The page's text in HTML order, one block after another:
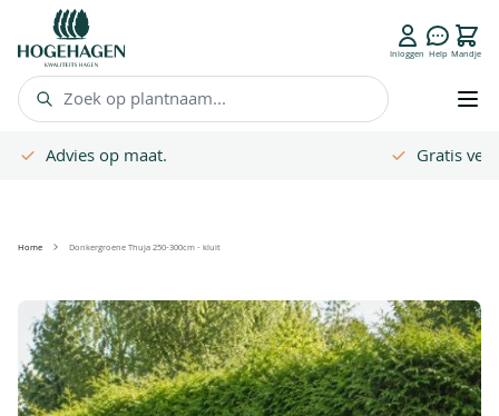
FAQ
Zoek op plantnaam...
Inloggen Help Mandje
Advies op maat. Gratis
Ga naar de inhoud
Home Donkergroene Thuja 250-300cm - kluit